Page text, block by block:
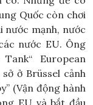
Quốc còn chơi
nước mạnh, nước
nước EU. Ông
European
ở Brüssel cảnh
(Vận động hành
EU và bắt đầu